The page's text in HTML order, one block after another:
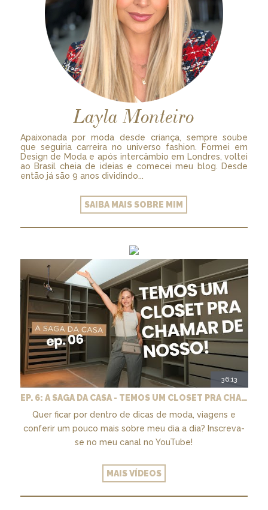
Layla Monteiro
Apaixonada por moda desde criança, sempre soube
que seguiria carreira no universo fashion. Formei em
Design de Moda e após intercâmbio em Londres, voltei
ao Brasil cheia de ideias e comecei meu blog. Desde
então já são 9 anos dividindo...
SAIBA MAIS SOBRE MIM
36:13
EP. 6: A SAGA DA CASA - TEMOS UM CLOSET PRA CHAMAR DE NOSSO + MARCENARIA E PAISAGISMO
Quer ficar por dentro de dicas de moda, viagens e
conferir um pouco mais sobre meu dia a dia? Inscreva-
se no meu canal no YouTube!
MAIS VÍDEOS